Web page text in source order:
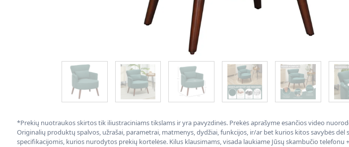
*Prekių nuotraukos skirtos tik iliustraciniams tikslams ir yra pavyzdinės. Prekės aprašyme esančios video
Originalių produktų spalvos, užrašai, parametrai, matmenys, dydžiai, funkcijos, ir/ar bet kurios kitos savybės
specifikacijomis, kurios nurodytos prekių kortelėse. Kilus klausimams, visada laukiame Jūsų skambučio telefonu